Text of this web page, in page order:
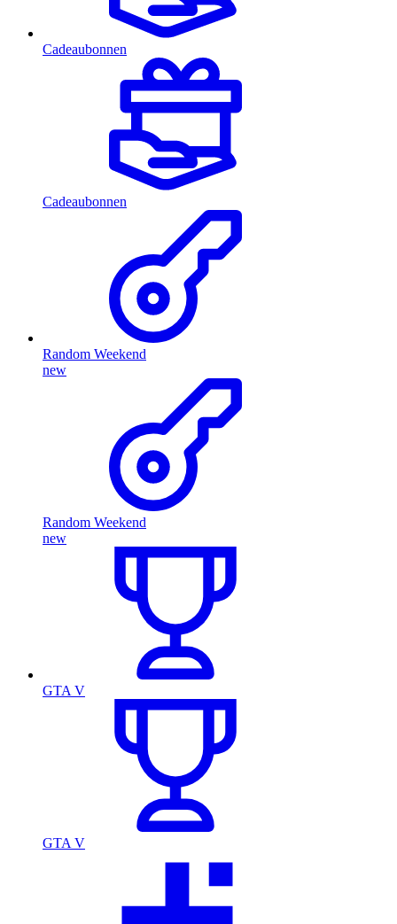
Cadeaubonnen
Cadeaubonnen
Random Weekend
new
Random Weekend
new
GTA V
GTA V